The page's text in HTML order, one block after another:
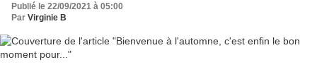
Publié le 22/09/2021 à 05:00
Par Virginie B